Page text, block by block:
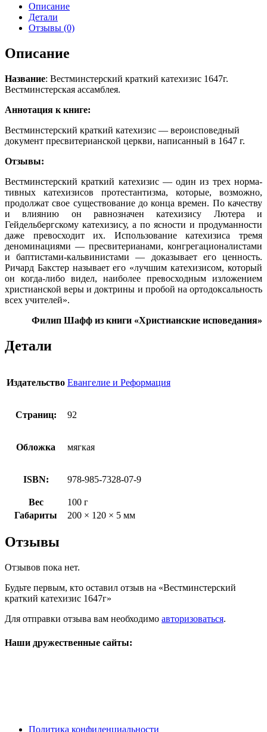
Описание
Детали
Отзывы (0)
Описание
Название: Вестминстерский краткий катехизис 1647г.
Вестминстерская ассамблея.
Аннотация к книге:
Вестминстерский краткий катехизис — вероисповедный
документ пресвитерианской церкви, написанный в 1647 г.
Отзывы:
Вестминстерский краткий катехизис — один из трех норма­
тивных катехизисов протестантизма, которые, возможно,
продолжат свое существование до конца времен. По качеству
и влиянию он равнозначен катехизису Лютера и
Гейдельбергскому катехизису, а по ясности и продуманности
даже превосходит их. Использование катехизиса тремя
деноминациями — пресви­терианами, конгрегационалистами
и баптистами-кальвини­стами — доказывает его ценность.
Ричард Бакстер называ­ет его «лучшим катехизисом, который
он когда-либо видел, наиболее превосходным изложением
христианской веры и доктрины и пробой на ортодоксальность
всех учителей».
Филип Шафф из книги «Христианские исповедания»
Детали
Издательство Евангелие и Реформация
Страниц: 92
Обложка мягкая
ISBN: 978-985-7328-07-9
Вес
100 г
Габариты
200 × 120 × 5 мм
Отзывы
Отзывов пока нет.
Будьте первым, кто оставил отзыв на «Вестминстерский
краткий катехизис 1647г»
Для отправки отзыва вам необходимо авторизоваться.
Наши дружественные сайты:
Политика конфиденциальности